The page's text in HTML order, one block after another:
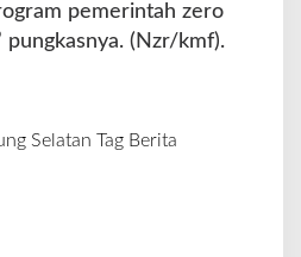
pemerintah zero
pungkasnya. (Nzr/kmf).
Selatan Tag Berita